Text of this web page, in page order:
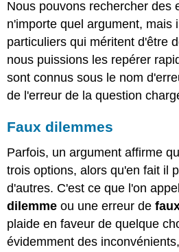
Nous pouvons rechercher des
n'importe quel argument, mais
particuliers qui méritent d'être
nous puissions les repérer
sont connus sous le nom
de l'erreur de la question
Faux dilemmes
Parfois, un argument affirme
trois options, alors qu'en fait il
d'autres. C'est ce que l'on
dilemme ou une erreur de
plaide en faveur de quelque
évidemment des